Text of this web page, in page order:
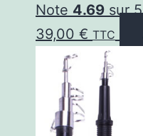
Note 4.69 sur 5
39,00 € TTC